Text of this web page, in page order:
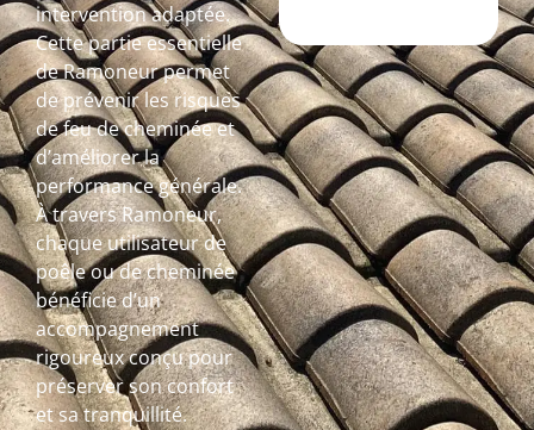
intervention adaptée.
Cette partie essentielle
de Ramoneur permet
de prévenir les risques
de feu de cheminée et
d’améliorer la
performance générale.
À travers Ramoneur,
chaque utilisateur de
poêle ou de cheminée
bénéficie d’un
accompagnement
rigoureux conçu pour
préserver son confort
et sa tranquillité.